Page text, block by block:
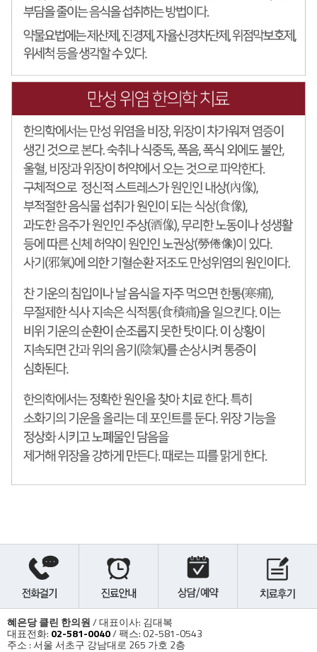
혜은당 클린 한의원/ 대표이사: 김대복
대표전화: 02-581-0040/ 팩스: 02-581-0543
주소 : 서울 서초구 강남대로 265 가호 2층